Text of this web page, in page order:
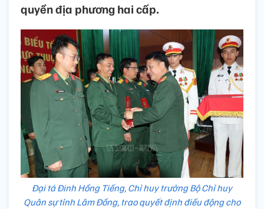
quyền địa phương hai cấp.
Đại tá Đinh Hồng Tiếng, Chỉ huy trưởng Bộ Chỉ huy
Quân sự tỉnh Lâm Đồng, trao quyết định điều động cho